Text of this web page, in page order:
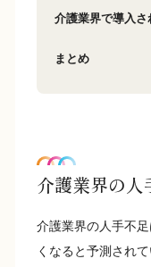
介護業界で導入
まとめ
介護業界の人
介護業界の人手不
くなると予測され